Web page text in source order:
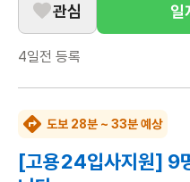
관심 일
4일전 등록
도보 28분 ~ 33분 예상
[고용24입사지원] 9